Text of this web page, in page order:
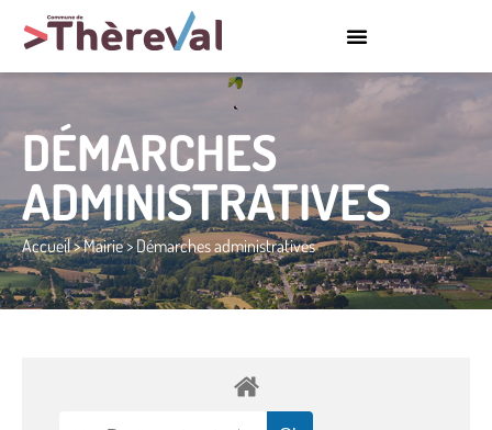
DÉMARCHES
ADMINISTRATIVES
Accueil>Mairie>Démarches administratives